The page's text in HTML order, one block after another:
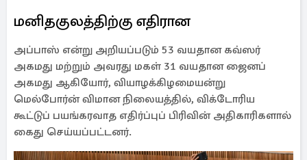
மனிதகுலத்திற்கு எதிரான
அப்பாஸ் என்று அறியப்படும் 53 வயதான கவ்ஸர்
அகமது மற்றும் அவரது மகள் 31 வயதான ஜைனப்
அகமது ஆகியோர், வியாழக்கிழமையன்று
மெல்போர்ன் விமான நிலையத்தில், விக்டோரிய
கூட்டுப் பயங்கரவாத எதிர்ப்புப் பிரிவின் அதிகாரிகளால்
கைது செய்யப்பட்டனர்.